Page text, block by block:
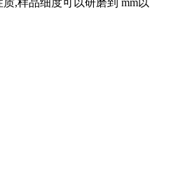
,样品细度可以研磨到 mm以